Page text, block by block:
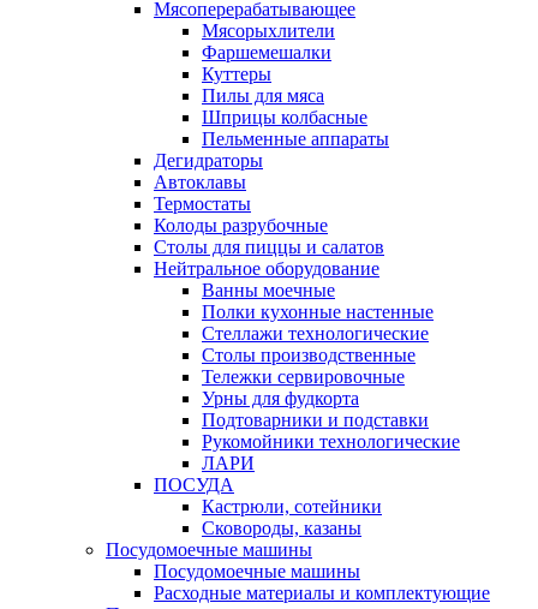
Мясоперерабатывающее
Мясорыхлители
Фаршемешалки
Куттеры
Пилы для мяса
Шприцы колбасные
Пельменные аппараты
Дегидраторы
Автоклавы
Термостаты
Колоды разрубочные
Столы для пиццы и салатов
Нейтральное оборудование
Ванны моечные
Полки кухонные настенные
Стеллажи технологические
Столы производственные
Тележки сервировочные
Урны для фудкорта
Подтоварники и подставки
Рукомойники технологические
ЛАРИ
ПОСУДА
Кастрюли, сотейники
Сковороды, казаны
Посудомоечные машины
Посудомоечные машины
Расходные материалы и комплектующие